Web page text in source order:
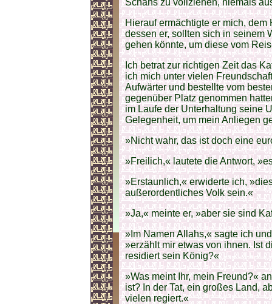
Schahs zu vollziehen, niemals
Hierauf ermächtigte er mich,
dessen er, sollten sich in seinem
gehen könnte, um diese vom
Ich betrat zur richtigen Zeit das
ich mich unter vielen
Aufwärter und bestellte vom
gegenüber Platz genommen
im Laufe der Unterhaltung seine
Gelegenheit, um mein Anliegen
»Nicht wahr, das ist doch eine
»Freilich,« lautete die Antwort,
»Erstaunlich,« erwiderte ich,
außerordentliches Volk sein.«
»Ja,« meinte er, »aber sie sind
»Im Namen Allahs,« sagte ich
»erzählt mir etwas von ihnen. Ist
residiert sein König?«
»Was meint Ihr, mein Freund?«
ist? In der Tat, ein großes Land,
vielen regiert.«